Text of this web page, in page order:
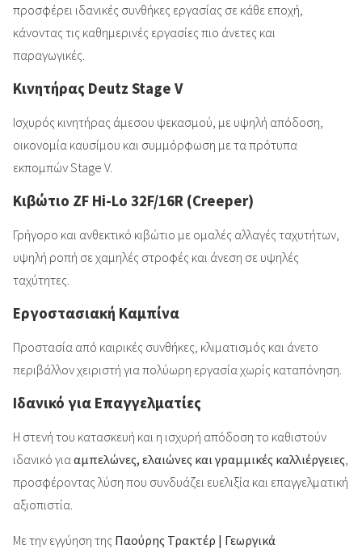
προσφέρει ιδανικές συνθήκες εργασίας σε κάθε εποχή,
κάνοντας τις καθημερινές εργασίες πιο άνετες και
παραγωγικές.
Κινητήρας Deutz Stage V
Ισχυρός κινητήρας άμεσου ψεκασμού, με υψηλή απόδοση,
οικονομία καυσίμου και συμμόρφωση με τα πρότυπα
εκπομπών Stage V.
Κιβώτιο ZF Hi-Lo 32F/16R (Creeper)
Γρήγορο και ανθεκτικό κιβώτιο με ομαλές αλλαγές ταχυτήτων,
υψηλή ροπή σε χαμηλές στροφές και άνεση σε υψηλές
ταχύτητες.
Εργοστασιακή Καμπίνα
Προστασία από καιρικές συνθήκες, κλιματισμός και άνετο
περιβάλλον χειριστή για πολύωρη εργασία χωρίς καταπόνηση.
Ιδανικό για Επαγγελματίες
Η στενή του κατασκευή και η ισχυρή απόδοση το καθιστούν
ιδανικό για αμπελώνες, ελαιώνες και γραμμικές καλλιέργειες
προσφέροντας λύση που συνδυάζει ευελιξία και επαγγελματική
αξιοπιστία.
Με την εγγύηση της Παούρης Τρακτέρ | Γεωργικά